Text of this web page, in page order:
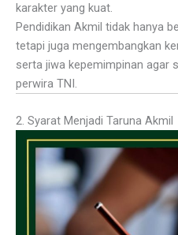
karakter yang kuat.
Pendidikan Akmil tidak hanya
tetapi juga mengembangkan
serta jiwa kepemimpinan agar
perwira TNI.
2. Syarat Menjadi Taruna Akmil